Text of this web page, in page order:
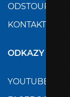
ODSTOUPENÍ
KONTAKTY
ODKAZY
YOUTUBE